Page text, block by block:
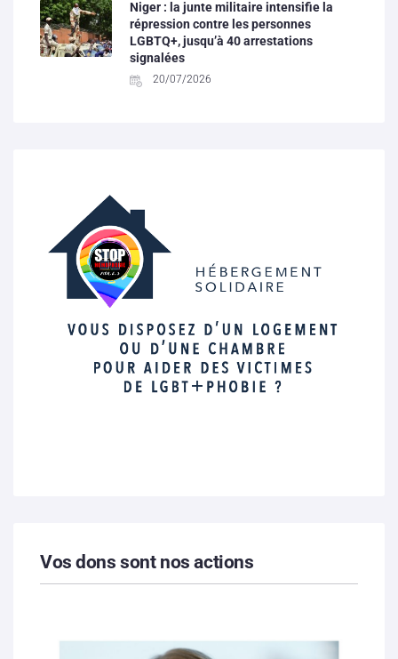
Niger : la junte militaire intensifie la
répression contre les personnes
LGBTQ+, jusqu’à 40 arrestations
signalées
20/07/2026
Vos dons sont nos actions